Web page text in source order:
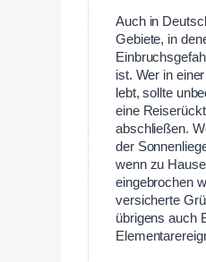
Auch in
Gebiete, in
ist. Wer in
lebt, sollte
eine
abschließen.
der
wenn zu
eingebrochen
versicherte
übrigens auch